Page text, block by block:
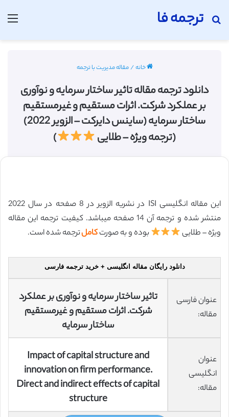
ترجمه فا
جستجو برای
خانه/مقاله مدیریت با ترجمه
دانلود ترجمه مقاله تاثیر ساختار سرمایه و نوآوری
بر عملکرد شرکت. اثرات مستقیم و غیرمستقیم
ساختار سرمایه (ساینس دایرکت – الزویر 2022)
(ترجمه ویژه – طلایی
)
این مقاله انگلیسی ISI در نشریه الزویر در 8 صفحه در سال 2022
منتشر شده و ترجمه آن 14 صفحه میباشد. کیفیت ترجمه این مقاله
ویژه – طلایی
بوده و به صورتکاملترجمه شده است.
دانلود رایگان مقاله انگلیسی + خرید ترجمه فارسی
عنوان فارسی
مقاله:
تاثیر ساختار سرمایه و نوآوری بر عملکرد
شرکت. اثرات مستقیم و غیرمستقیم
ساختار سرمایه
عنوان
انگلیسی
مقاله:
Impact of capital structure and
innovation on firm performance.
Direct and indirect effects of capital
structure